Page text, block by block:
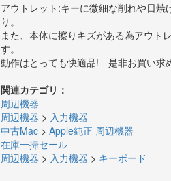
アウトレット:キーに微細な削れや日焼
り。
また、本体に擦りキズがある為アウト
す。
動作はとっても快適品! 是非お買い求
関連カテゴリ：
周辺機器
周辺機器 > 入力機器
中古Mac> Apple純正 周辺機器
在庫一掃セール
周辺機器 > 入力機器 > キーボード